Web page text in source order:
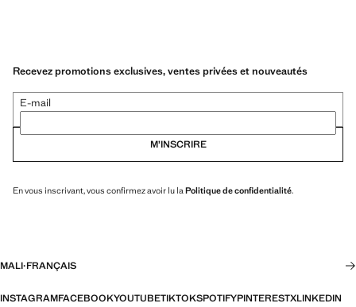
Recevez promotions exclusives, ventes privées et nouveautés
E-mail
M’INSCRIRE
En vous inscrivant, vous confirmez avoir lu la Politique de confidentialité.
MALI·FRANÇAIS
INSTAGRAMFACEBOOKYOUTUBETIKTOKSPOTIFYPINTERESTXLINKEDIN